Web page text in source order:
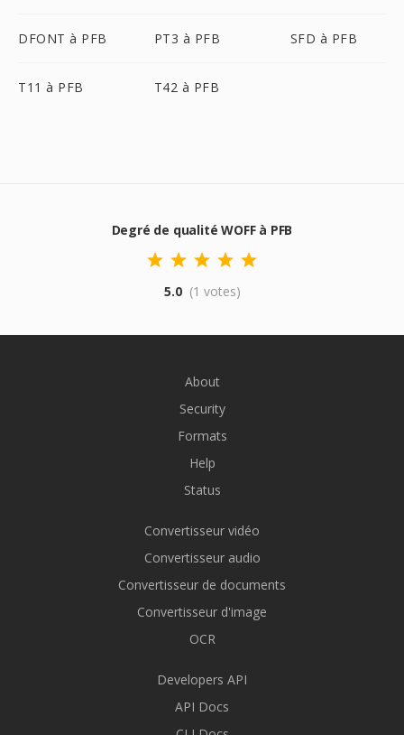
DFONT à PFB PT3 à PFB SFD à PFB
T11 à PFB T42 à PFB
Degré de qualité WOFF à PFB
5.0 (1 votes)
About
Security
Formats
Help
Status
Convertisseur vidéo
Convertisseur audio
Convertisseur de documents
Convertisseur d'image
OCR
Developers API
API Docs